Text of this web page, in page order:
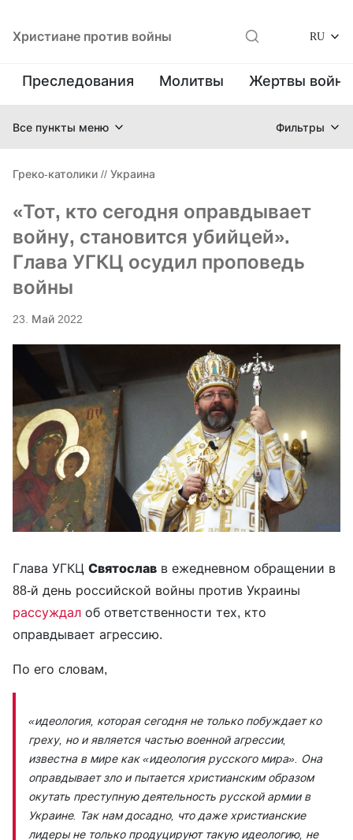
Христиане против войны RU
Преследования Молитвы Жертвы
Все пункты меню Фильтры
Греко-католики // Украина
«Тот, кто сегодня оправдывает
войну, становится убийцей».
Глава УГКЦ осудил проповедь
войны
23. Май 2022
Глава УГКЦ Святослав в ежедневном обращении в
88-й день российской войны против Украины
рассуждал об ответственности тех, кто
оправдывает агрессию.
По его словам,
«идеология, которая сегодня не только побуждает ко
греху, но и является частью военной агрессии,
известна в мире как «идеология русского мира». Она
оправдывает зло и пытается христианским образом
окутать преступную деятельность русской армии в
Украине. Так нам досадно, что даже христианские
лидеры не только продуцируют такую идеологию, не